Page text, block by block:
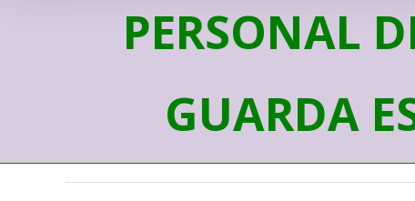
PERSONAL
GUARDA